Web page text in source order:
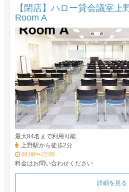
【閉店】ハロー貸会議室上
Room A
最大84名まで利用可能
上野駅から徒歩2分
08:00〜22:00
料金はお問い合わせください
詳細を見る